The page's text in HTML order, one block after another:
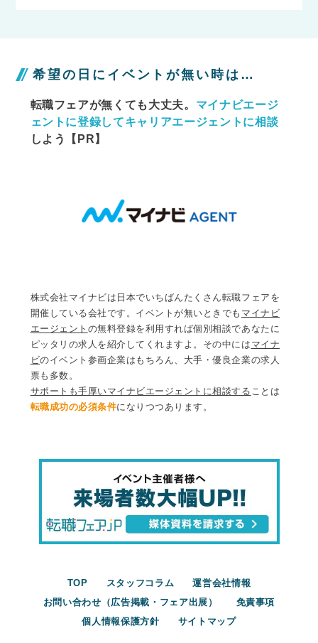
希望の日にイベントが無い時は…
転職フェアが無くても大丈夫。 マイナビエージ
ェントに登録してキャリアエージェントに相談
しよう【PR】
株式会社マイナビは日本でいちばんたくさん転職フェアを
開催している会社です。イベントが無いときでも マイナビ
エージェント の無料登録を利用すれば個別相談であなたに
ピッタリの求人を紹介してくれますよ。その中には マイナ
ビのイベント参画企業はもちろん、大手・優良企業の求人
票も多数。
サポートも手厚いマイナビエージェントに相談する ことは
転職成功の必須条件になりつつあります。
TOP スタッフコラム
運営会社情報
お問い合わせ（広告掲載・フェア出展）
免責事項
個人情報保護方針
サイトマップ